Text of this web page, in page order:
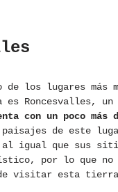
de los lugares más
es Roncesvalles, un
con un poco más
de este
al igual que sus
por lo que no
visitar esta tierra